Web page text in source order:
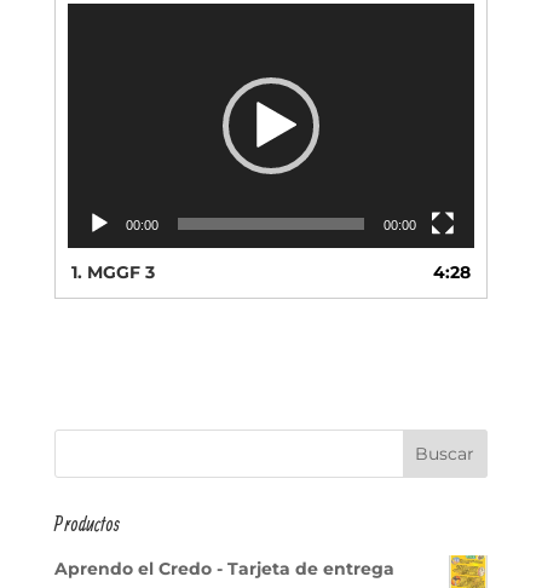
00:00 00:00
1. MGGF 3 4:28
Productos
Aprendo el Credo - Tarjeta de entrega